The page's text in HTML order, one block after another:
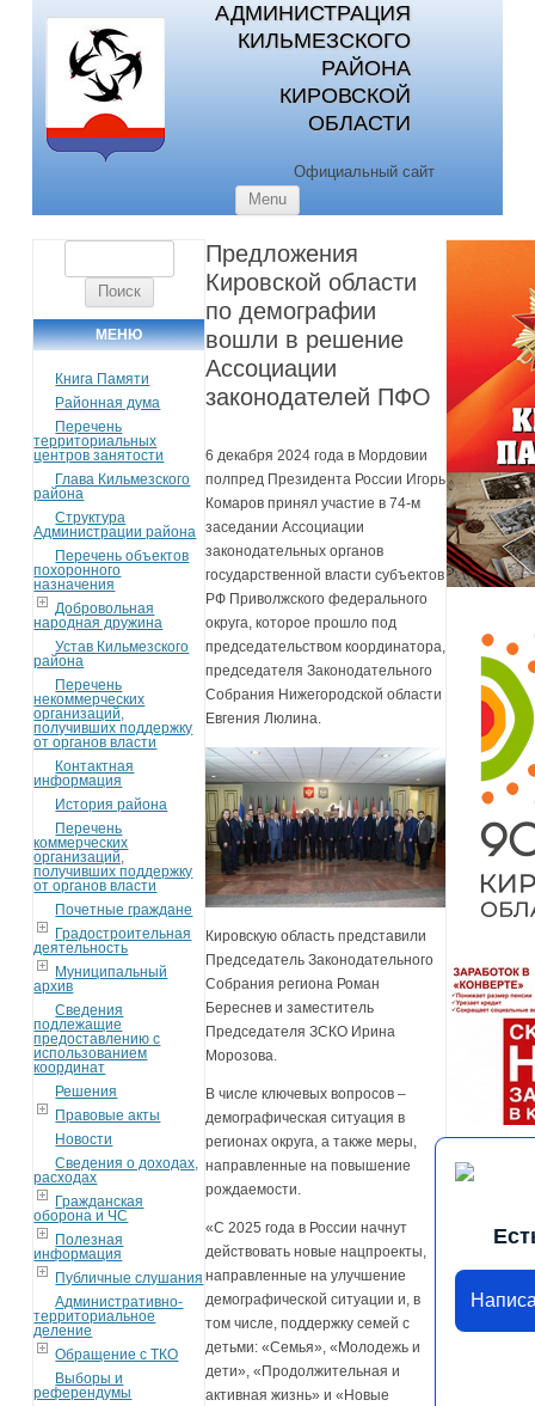
АДМИНИСТРАЦИЯ
КИЛЬМЕЗСКОГО
РАЙОНА
КИРОВСКОЙ
ОБЛАСТИ
Официальный сайт
Menu
МЕНЮ
Книга Памяти
Районная дума
Перечень
территориальных
центров занятости
Глава Кильмезского
района
Структура
Администрации района
Перечень объектов
похоронного
назначения
Добровольная
народная дружина
Устав Кильмезского
района
Перечень
некоммерческих
организаций,
получивших поддержку
от органов власти
Контактная
информация
История района
Перечень
коммерческих
организаций,
получивших поддержку
от органов власти
Почетные граждане
Градостроительная
деятельность
Муниципальный
архив
Сведения
подлежащие
предоставлению с
использованием
координат
Решения
Правовые акты
Новости
Сведения о доходах,
расходах
Гражданская
оборона и ЧС
Полезная
информация
Публичные слушания
Административно-
территориальное
деление
Обращение с ТКО
Выборы и
референдумы
Предложения
Кировской области
по демографии
вошли в решение
Ассоциации
законодателей ПФО
6 декабря 2024 года в Мордовии
полпред Президента России Игорь
Комаров принял участие в 74-м
заседании Ассоциации
законодательных органов
государственной власти субъектов
РФ Приволжского федерального
округа, которое прошло под
председательством координатора,
председателя Законодательного
Собрания Нижегородской области
Евгения Люлина.
Кировскую область представили
Председатель Законодательного
Собрания региона Роман
Береснев и заместитель
Председателя ЗСКО Ирина
Морозова.
В числе ключевых вопросов –
демографическая ситуация в
регионах округа, а также меры,
направленные на повышение
рождаемости.
«С 2025 года в России начнут
действовать новые нацпроекты,
направленные на улучшение
демографической ситуации и, в
том числе, поддержку семей с
детьми: «Семья», «Молодежь и
дети», «Продолжительная и
активная жизнь» и «Новые